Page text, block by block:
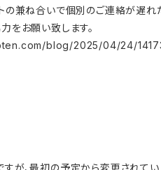
の兼ね合いで個別のご連絡が遅れ
をお願い致します。
blog/2025/04/24/